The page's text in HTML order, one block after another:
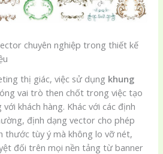
chuyên nghiệp trong thiết kế
thị giác, việc sử dụng khung
vai trò then chốt trong việc tạo
khách hàng. Khác với các định
định dạng vector cho phép
thước tùy ý mà không lo vỡ nét,
đối trên mọi nền tảng từ banner